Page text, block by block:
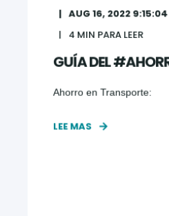
AUG 16, 2022
4 MIN PARA LEER
GUÍA DEL
Ahorro en Transporte:
LEE MAS